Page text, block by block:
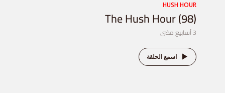
HUSH HOUR
The Hush Hour (98)
3 أسابيع مضى
اسمع الحلقة